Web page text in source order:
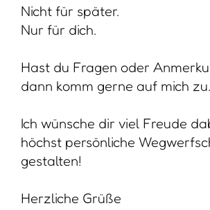
Teile den Beitrag:
LinkedIn